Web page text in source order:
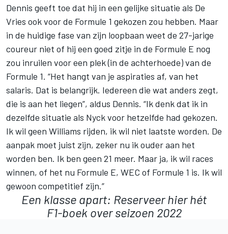
Dennis geeft toe dat hij in een gelijke situatie als De
Vries ook voor de Formule 1 gekozen zou hebben. Maar
in de huidige fase van zijn loopbaan weet de 27-jarige
coureur niet of hij een goed zitje in de Formule E nog
zou inruilen voor een plek (in de achterhoede) van de
Formule 1. “Het hangt van je aspiraties af, van het
salaris. Dat is belangrijk. Iedereen die wat anders zegt,
die is aan het liegen”, aldus Dennis. “Ik denk dat ik in
dezelfde situatie als Nyck voor hetzelfde had gekozen.
Ik wil geen Williams rijden, ik wil niet laatste worden. De
aanpak moet juist zijn, zeker nu ik ouder aan het
worden ben. Ik ben geen 21 meer. Maar ja, ik wil races
winnen, of het nu Formule E, WEC of Formule 1 is. Ik wil
gewoon competitief zijn.”
Een klasse apart: Reserveer hierhét
F1-boek over seizoen 2022